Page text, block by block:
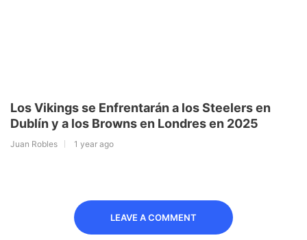
Los Vikings se Enfrentarán a los Steelers en
Dublín y a los Browns en Londres en 2025
Juan Robles 1 year ago
LEAVE A COMMENT